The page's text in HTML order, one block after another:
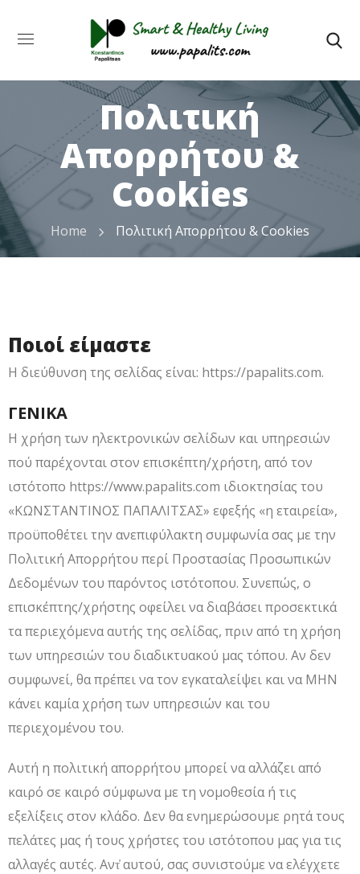
Πολιτική
Απορρήτου &
Cookies
Home Πολιτική Απορρήτου & Cookies
Ποιοί είμαστε
Η διεύθυνση της σελίδας είναι: https://papalits.com.
ΓΕΝΙΚΑ
Η χρήση των ηλεκτρονικών σελίδων και υπηρεσιών
πού παρέχονται στον επισκέπτη/χρήστη, από τον
ιστότοπο https://www.papalits.com ιδιοκτησίας του
«ΚΩΝΣΤΑΝΤΙΝΟΣ ΠΑΠΑΛΙΤΣΑΣ» εφεξής «η εταιρεία»,
προϋποθέτει την ανεπιφύλακτη συμφωνία σας με την
Πολιτική Απορρήτου περί Προστασίας Προσωπικών
Δεδομένων του παρόντος ιστότοπου. Συνεπώς, ο
επισκέπτης/χρήστης οφείλει να διαβάσει προσεκτικά
τα περιεχόμενα αυτής της σελίδας, πριν από τη χρήση
των υπηρεσιών του διαδικτυακού μας τόπου. Αν δεν
συμφωνεί, θα πρέπει να τον εγκαταλείψει και να ΜΗΝ
κάνει καμία χρήση των υπηρεσιών και του
περιεχομένου του.
Αυτή η πολιτική απορρήτου μπορεί να αλλάζει από
καιρό σε καιρό σύμφωνα με τη νομοθεσία ή τις
εξελίξεις στον κλάδο. Δεν θα ενημερώσουμε ρητά τους
πελάτες μας ή τους χρήστες του ιστότοπου μας για τις
αλλαγές αυτές. Αντ̓ αυτού, σας συνιστούμε να ελέγχετε